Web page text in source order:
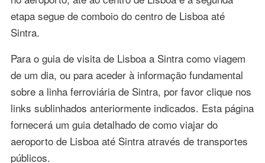
etapa segue de comboio do centro de Lisboa até
Sintra.
Para o guia de visita de Lisboa a Sintra como viagem
de um dia, ou para aceder à informação fundamental
sobre a linha ferroviária de Sintra, por favor clique nos
links sublinhados anteriormente indicados. Esta página
fornecerá um guia detalhado de como viajar do
aeroporto de Lisboa até Sintra através de transportes
públicos.